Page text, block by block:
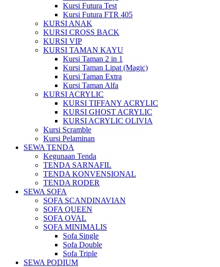
Kursi Futura Test
Kursi Futura FTR 405
KURSI ANAK
KURSI CROSS BACK
KURSI VIP
KURSI TAMAN KAYU
Kursi Taman 2 in 1
Kursi Taman Lipat (Magic)
Kursi Taman Extra
Kursi Taman Alfa
KURSI ACRYLIC
KURSI TIFFANY ACRYLIC
KURSI GHOST ACRYLIC
KURSI ACRYLIC OLIVIA
Kursi Scramble
Kursi Pelaminan
SEWA TENDA
Kegunaan Tenda
TENDA SARNAFIL
TENDA KONVENSIONAL
TENDA RODER
SEWA SOFA
SOFA SCANDINAVIAN
SOFA QUEEN
SOFA OVAL
SOFA MINIMALIS
Sofa Single
Sofa Double
Sofa Triple
SEWA PODIUM